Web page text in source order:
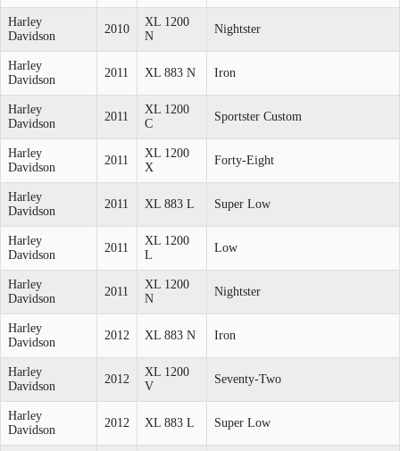
Harley
Davidson
2010
XL 1200
N
Nightster
Harley
Davidson
2011 XL 883 N Iron
Harley
Davidson
2011
XL 1200
C
Sportster Custom
Harley
Davidson
2011
XL 1200
X
Forty-Eight
Harley
Davidson
2011 XL 883 L Super Low
Harley
Davidson
2011
XL 1200
L
Low
Harley
Davidson
2011
XL 1200
N
Nightster
Harley
Davidson
2012 XL 883 N Iron
Harley
Davidson
2012
XL 1200
V
Seventy-Two
Harley
Davidson
2012 XL 883 L Super Low